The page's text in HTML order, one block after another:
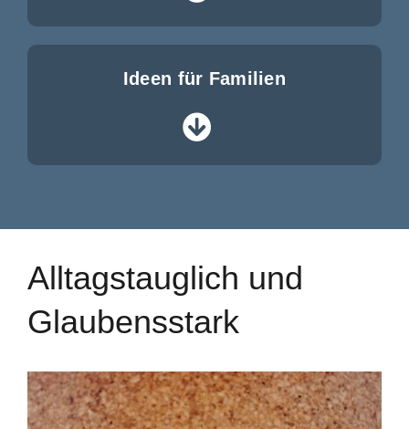
Ideen für Familien
Alltagstauglich und
Glaubensstark